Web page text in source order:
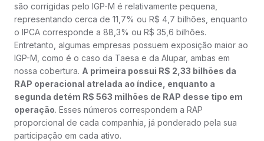
são corrigidas pelo IGP-M é relativamente pequena,
representando cerca de 11,7% ou R$ 4,7 bilhões, enquanto
o IPCA corresponde a 88,3% ou R$ 35,6 bilhões.
Entretanto, algumas empresas possuem exposição maior ao
IGP-M, como é o caso da Taesa e da Alupar, ambas em
nossa cobertura. A primeira possui R$ 2,33 bilhões da
RAP operacional atrelada ao índice, enquanto a
segunda detém R$ 563 milhões de RAP desse tipo em
operação. Esses números correspondem a RAP
proporcional de cada companhia, já ponderado pela sua
participação em cada ativo.